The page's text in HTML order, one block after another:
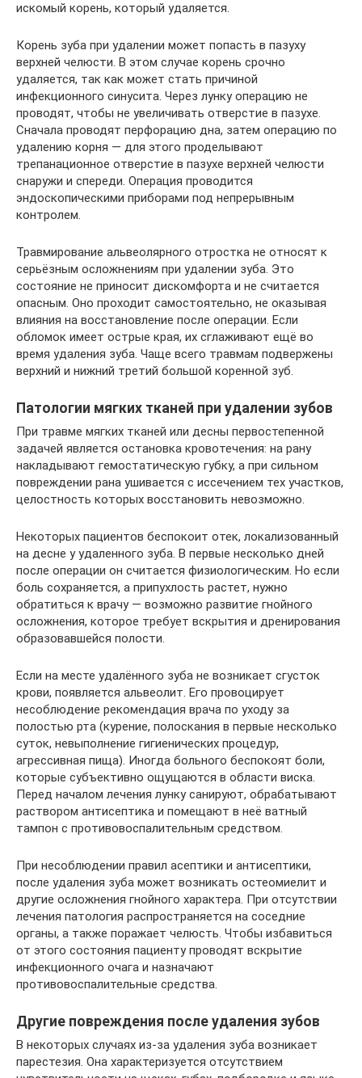
искомый корень, который удаляется.
Корень зуба при удалении может попасть в пазуху
верхней челюсти. В этом случае корень срочно
удаляется, так как может стать причиной
инфекционного синусита. Через лунку операцию не
проводят, чтобы не увеличивать отверстие в пазухе.
Сначала проводят перфорацию дна, затем операцию по
удалению корня — для этого проделывают
трепанационное отверстие в пазухе верхней челюсти
снаружи и спереди. Операция проводится
эндоскопическими приборами под непрерывным
контролем.
Травмирование альвеолярного отростка не относят к
серьёзным осложнениям при удалении зуба. Это
состояние не приносит дискомфорта и не считается
опасным. Оно проходит самостоятельно, не оказывая
влияния на восстановление после операции. Если
обломок имеет острые края, их сглаживают ещё во
время удаления зуба. Чаще всего травмам подвержены
верхний и нижний третий большой коренной зуб.
Патологии мягких тканей при удалении зубов
При травме мягких тканей или десны первостепенной
задачей является остановка кровотечения: на рану
накладывают гемостатическую губку, а при сильном
повреждении рана ушивается с иссечением тех участков,
целостность которых восстановить невозможно.
Некоторых пациентов беспокоит отек, локализованный
на десне у удаленного зуба. В первые несколько дней
после операции он считается физиологическим. Но если
боль сохраняется, а припухлость растет, нужно
обратиться к врачу — возможно развитие гнойного
осложнения, которое требует вскрытия и дренирования
образовавшейся полости.
Если на месте удалённого зуба не возникает сгусток
крови, появляется альвеолит. Его провоцирует
несоблюдение рекомендация врача по уходу за
полостью рта (курение, полоскания в первые несколько
суток, невыполнение гигиенических процедур,
агрессивная пища). Иногда больного беспокоят боли,
которые субъективно ощущаются в области виска.
Перед началом лечения лунку санируют, обрабатывают
раствором антисептика и помещают в неё ватный
тампон с противовоспалительным средством.
При несоблюдении правил асептики и антисептики,
после удаления зуба может возникать остеомиелит и
другие осложнения гнойного характера. При отсутствии
лечения патология распространяется на соседние
органы, а также поражает челюсть. Чтобы избавиться
от этого состояния пациенту проводят вскрытие
инфекционного очага и назначают
противовоспалительные средства.
Другие повреждения после удаления зубов
В некоторых случаях из-за удаления зуба возникает
парестезия. Она характеризуется отсутствием